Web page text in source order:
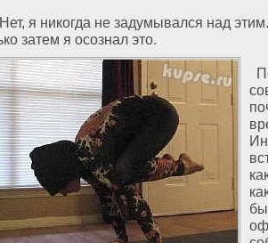
я никогда не задумывался над
затем я осознал это.